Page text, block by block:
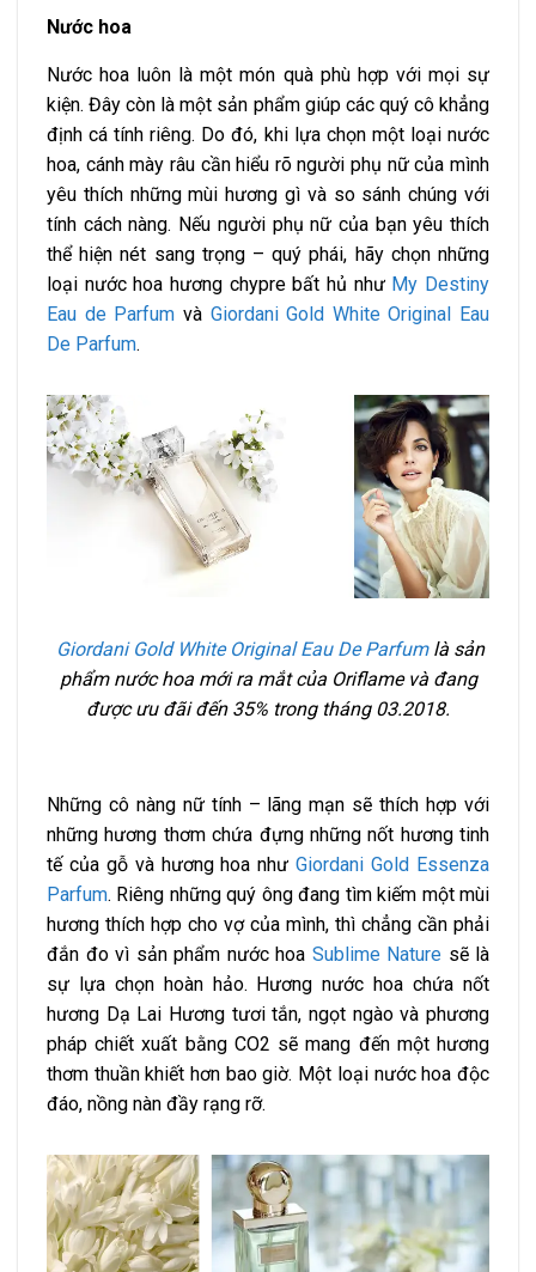
Nước hoa
Nước hoa luôn là một món quà phù hợp với mọi sự
kiện. Đây còn là một sản phẩm giúp các quý cô khẳng
định cá tính riêng. Do đó, khi lựa chọn một loại nước
hoa, cánh mày râu cần hiểu rõ người phụ nữ của mình
yêu thích những mùi hương gì và so sánh chúng với
tính cách nàng. Nếu người phụ nữ của bạn yêu thích
thể hiện nét sang trọng – quý phái, hãy chọn những
loại nước hoa hương chypre bất hủ như My Destiny
Eau de Parfum và Giordani Gold White Original Eau
De Parfum.
Giordani Gold White Original Eau De Parfumlà sản
phẩm nước hoa mới ra mắt của Oriflame và đang
được ưu đãi đến 35% trong tháng 03.2018.
Những cô nàng nữ tính – lãng mạn sẽ thích hợp với
những hương thơm chứa đựng những nốt hương tinh
tế của gỗ và hương hoa nhưGiordani Gold Essenza
Parfum. Riêng những quý ông đang tìm kiếm một mùi
hương thích hợp cho vợ của mình, thì chẳng cần phải
đắn đo vì sản phẩm nước hoa Sublime Nature sẽ là
sự lựa chọn hoàn hảo. Hương nước hoa chứa nốt
hương Dạ Lai Hương tươi tắn, ngọt ngào và phương
pháp chiết xuất bằng CO2 sẽ mang đến một hương
thơm thuần khiết hơn bao giờ. Một loại nước hoa độc
đáo, nồng nàn đầy rạng rỡ.